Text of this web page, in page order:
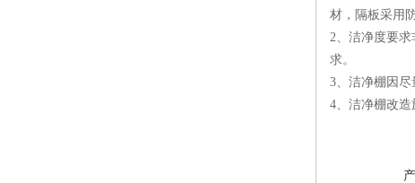
材，隔板采用
2、洁净度要
求。
3、洁净棚因
4、洁净棚改造